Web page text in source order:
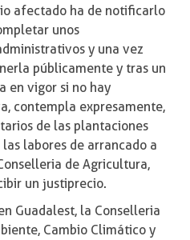
afectado ha de notificarlo
unos
y una vez
públicamente y tras un
en vigor si no hay
contempla expresamente,
de las plantaciones
labores de arrancado a
de Agricultura,
un justiprecio.
Guadalest, la Conselleria
Cambio Climático y